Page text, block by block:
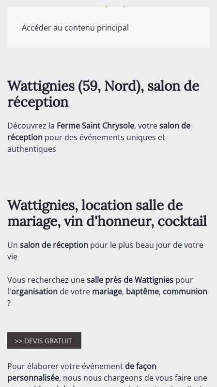
Accéder au contenu principal
Wattignies (59, Nord), salon de
réception
Découvrez la Ferme Saint Chrysole, votresalon de
réception pour des événements uniques et
authentiques
Wattignies, location salle de
mariage, vin d'honneur, cocktail
Un salon de réception pour le plus beau jour de votre
vie
Vous recherchez unesalle près de Wattignies pour
l'organisation de votre mariage, baptême, communion
?
Pour élaborer votre événement de façon
personnalisée, nous nous chargeons de vous faire une